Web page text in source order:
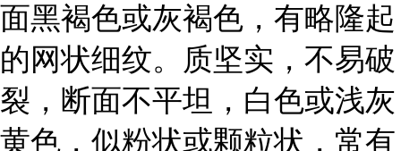
面黑褐色或灰褐色，有略隆起
的网状细纹。质坚实，不易破
裂，断面不平坦，白色或浅灰
黄色，似粉状或颗粒状，常有